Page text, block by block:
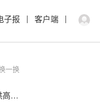
子报 客户端
一换
快克智能：公:司—为安费诺提供高速连接器的AOI检测设备